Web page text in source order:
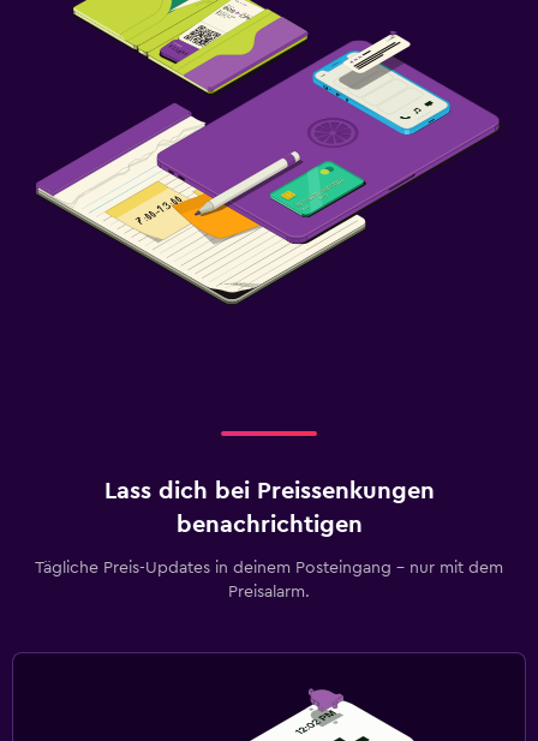
Lass dich bei Preissenkungen
benachrichtigen
Tägliche Preis-Updates in deinem Posteingang – nur mit dem
Preisalarm.